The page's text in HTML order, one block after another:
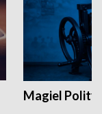
Magiel